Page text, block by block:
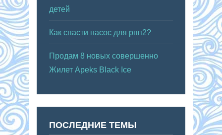
детей
Как спасти насос для рпп2?
Продам 8 новых совершенно
Жилет Apeks Black Ice
ПОСЛЕДНИЕ ТЕМЫ